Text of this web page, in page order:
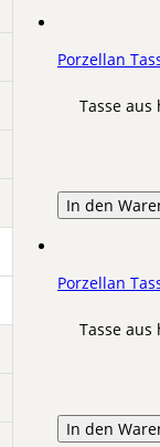
Porzellan
Tasse
In den
Porzellan
Tasse
In den